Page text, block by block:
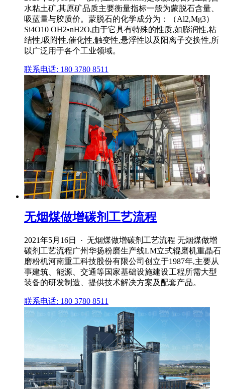
水粘土矿,其原矿品质主要衡量指标一般为蒙脱石含量、
吸蓝量与胶质价。蒙脱石的化学成分为：（Al2,Mg3）
Si4O10 OH2•nH2O,由于它具有特殊的性质,如膨润性,粘
结性,吸附性,催化性,触变性,悬浮性以及阳离子交换性,所
以广泛用于各个工业领域。
联系电话: 180 3780 8511
无烟煤做增碳剂工艺流程
2021年5月16日 · 无烟煤做增碳剂工艺流程 无烟煤做增
碳剂工艺流程广州华扬粉磨生产线LM立式辊磨机重晶石
磨粉机河南重工科技股份有限公司创立于1987年,主要从
事建筑、能源、交通等国家基础设施建设工程所需大型
装备的研发制造、提供技术解决方案及配套产品。
联系电话: 180 3780 8511